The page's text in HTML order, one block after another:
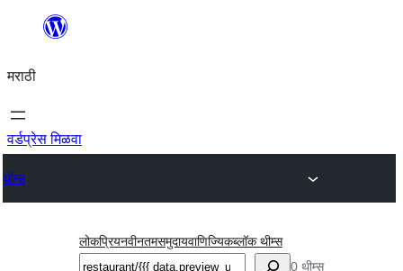
सामुग्रीवर
मराठी
वर्डप्रेस मिळवा
थीम्स
लोकप्रियनवीनतमसमुदायवाणिज्यिकब्लॉक थीम्स
शोधा
0 थीम्स